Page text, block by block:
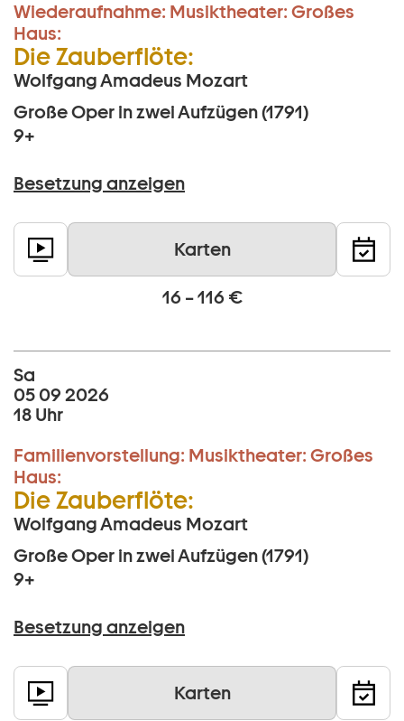
Wiederaufnahme: Musiktheater: Großes
Haus:
Die Zauberflöte:
Wolfgang Amadeus Mozart
Große Oper in zwei Aufzügen (1791)
9+
Besetzung anzeigen
Karten
16 – 116 €
Sa
05 09 2026
18 Uhr
Familienvorstellung: Musiktheater: Großes
Haus:
Die Zauberflöte:
Wolfgang Amadeus Mozart
Große Oper in zwei Aufzügen (1791)
9+
Besetzung anzeigen
Karten